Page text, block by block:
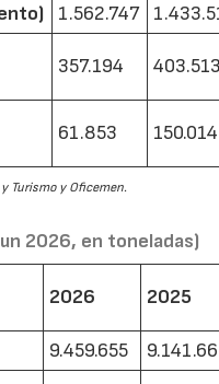
1.562.747
357.194
61.853 150.014
Turismo y Oficemen.
2026, en toneladas)
2026 2025
9.459.655